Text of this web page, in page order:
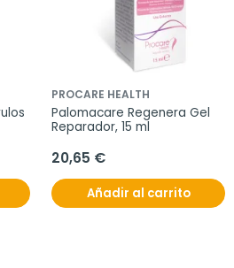
PROCARE HEALTH
Palomacare Regenera Gel
Reparador, 15 ml
20,65 €
Añadir al carrito